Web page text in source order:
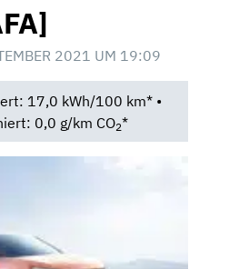
2021 UM 19:09
17,0 kWh/100 km* •
0,0 g/km CO2*